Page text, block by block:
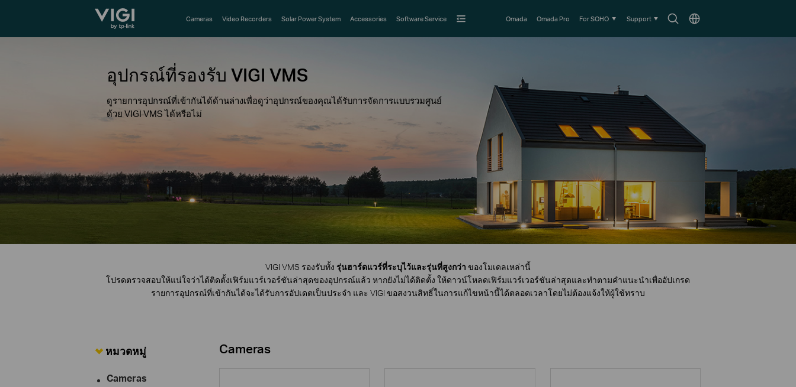
TP-Link, Reliably Smart
SearchChoose
Cameras Video Recorders Solar Power System Accessories Software Service Omada Omada Pro For SOHO Support
อุปกรณ์ที่รองรับ VIGI VMS
ดูรายการอุปกรณ์ที่เข้ากันได้ด้านล่างเพื่อดูว่าอุปกรณ์ของคุณได้รับการจัดการแบบรวมศูนย์
ด้วย VIGI VMS ได้หรือไม่
VIGI VMS รองรับทั้ง รุ่นฮาร์ดแวร์ที่ระบุไว้และรุ่นที่สูงกว่า ของโมเดลเหล่านี้
โปรดตรวจสอบให้แน่ใจว่าได้ติดตั้งเฟิร์มแวร์เวอร์ชันล่าสุดของอุปกรณ์แล้ว หากยังไม่ได้ติดตั้ง ให้ดาวน์โหลดเฟิร์มแวร์เวอร์ชันล่าสุดและทำตามคำแนะนำเพื่ออัปเกรด
รายการอุปกรณ์ที่เข้ากันได้จะได้รับการอัปเดตเป็นประจำ และ VIGI ขอสงวนสิทธิ์ในการแก้ไขหน้านี้ได้ตลอดเวลาโดยไม่ต้องแจ้งให้ผู้ใช้ทราบ
หมวดหมู่
Cameras
Cameras